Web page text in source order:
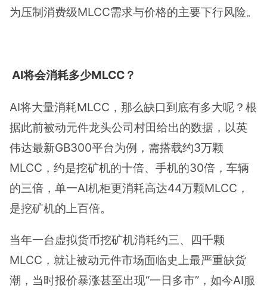
为压制消费级MLCC需求与价格的主要下行风险。
AI将会消耗多少MLCC？
AI将大量消耗MLCC，那么缺口到底有多大呢？根
据此前被动元件龙头公司村田给出的数据，以英
伟达最新GB300平台为例，需搭载约3万颗
MLCC，约是挖矿机的十倍、手机的30倍，车辆
的三倍，单一AI机柜更消耗高达44万颗MLCC，
是挖矿机的上百倍。
当年一台虚拟货币挖矿机消耗约三、四千颗
MLCC，就让被动元件市场面临史上最严重缺货
潮，当时报价暴涨甚至出现“一日多市”，如今AI服